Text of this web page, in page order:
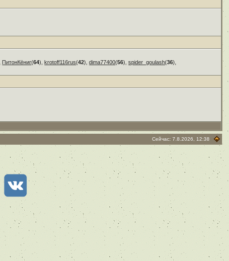
ПитонКёниг(64),krotoff116rus(42),dima77400(56),spider_goulash(36),
Сейчас: 7.8.2026, 12:38